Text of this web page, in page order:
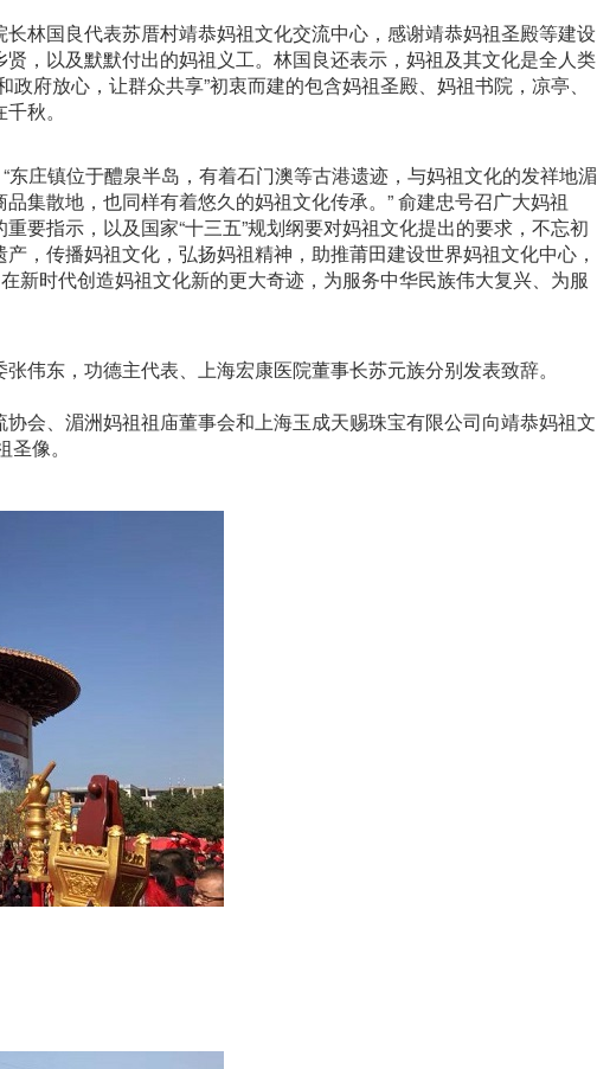
林国良代表苏厝村靖恭妈祖文化交流中心，感谢靖恭妈祖圣殿等建设
，以及默默付出的妈祖义工。林国良还表示，妈祖及其文化是全人类
府放心，让群众共享”初衷而建的包含妈祖圣殿、妈祖书院，凉亭、
秋。
镇位于醴泉半岛，有着石门澳等古港遗迹，与妈祖文化的发祥地湄
集散地，也同样有着悠久的妈祖文化传承。” 俞建忠号召广大妈祖
要指示，以及国家“十三五”规划纲要对妈祖文化提出的要求，不忘初
，传播妈祖文化，弘扬妈祖精神，助推莆田建设世界妈祖文化中心，
新时代创造妈祖文化新的更大奇迹，为服务中华民族伟大复兴、为服
东，功德主代表、上海宏康医院董事长苏元族分别发表致辞。
会、湄洲妈祖祖庙董事会和上海玉成天赐珠宝有限公司向靖恭妈祖文
像。